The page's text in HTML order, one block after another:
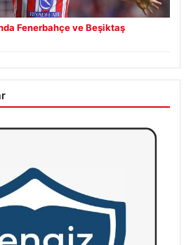
Fenerbahçe ve Beşiktaş